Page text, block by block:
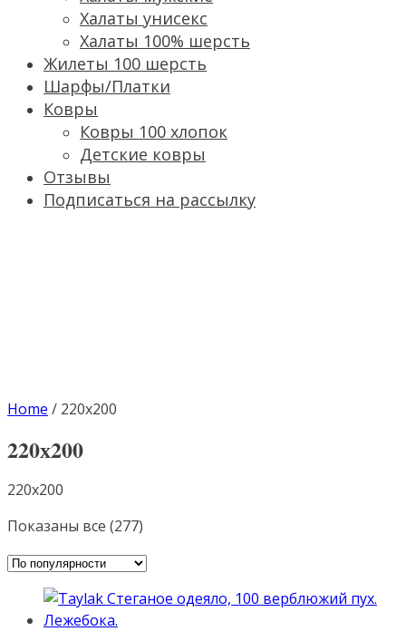
Халаты унисекс
Халаты 100% шерсть
Жилеты 100 шерсть
Шарфы/Платки
Ковры
Ковры 100 хлопок
Детские ковры
Отзывы
Подписаться на рассылку
Home / 220х200
220х200
220х200
Показаны все (277)
популярности